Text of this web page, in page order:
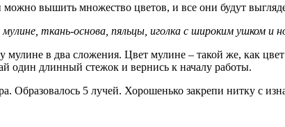
вышить множество цветов, и все они будут
ткань-основа, пяльцы, иголка с широким ушком и
мулине в два сложения. Цвет мулине – такой же, как
один длинный стежок и вернись к началу работы.
Образовалось 5 лучей. Хорошенько закрепи нитку с